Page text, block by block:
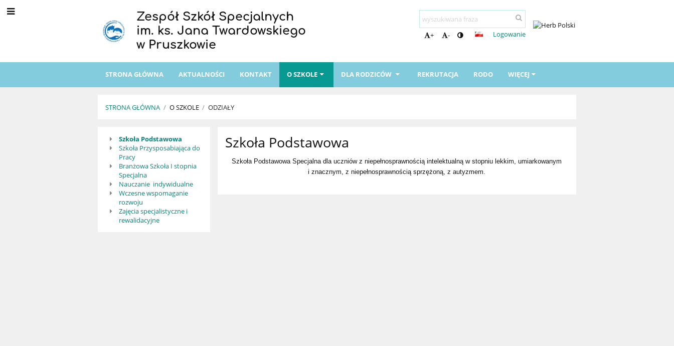
Zespół Szkół Specjalnych
im. ks. Jana Twardowskiego
w Pruszkowie
+ - Logowanie
STRONA GŁÓWNA AKTUALNOŚCI KONTAKT O SZKOLE DLA RODZICÓW REKRUTACJA RODO WIĘCEJ
STRONA GŁÓWNA / O SZKOLE / ODZIAŁY
Odziały
Szkoła Podstawowa
Szkoła Przysposabiająca do
Pracy
Branżowa Szkoła I stopnia
Specjalna
Nauczanie indywidualne
Wczesne wspomaganie
rozwoju
Zajęcia specjalistyczne i
rewalidacyjne
Szkoła Podstawowa
Szkoła Podstawowa Specjalna dla uczniów z niepełnosprawnością intelektualną w stopniu lekkim, umiarkowanym
i znacznym, z niepełnosprawnością sprzężoną, z autyzmem.